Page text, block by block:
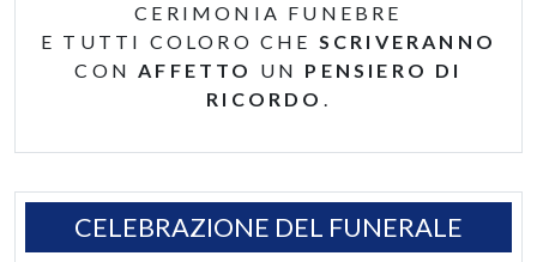
CERIMONIA FUNEBRE
E TUTTI COLORO CHE SCRIVERANNO
CONAFFETTO UN PENSIERO DI
RICORDO .
CELEBRAZIONE DEL FUNERALE